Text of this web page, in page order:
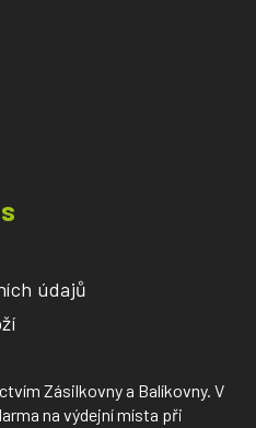
údajů
Zásilkovny a Balíkovny. V
na výdejní místa při